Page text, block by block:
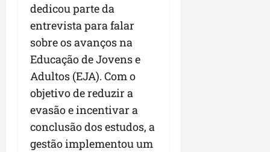
dedicou parte da
entrevista para falar
sobre os avanços na
Educação de Jovens e
Adultos (EJA). Com o
objetivo de reduzir a
evasão e incentivar a
conclusão dos estudos, a
gestão implementou um